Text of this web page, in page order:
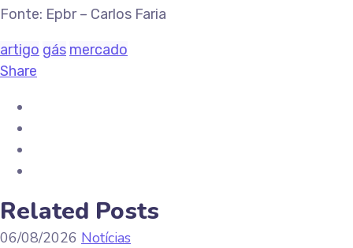
Fonte: Epbr – Carlos Faria
artigo gás mercado
Share
Related Posts
06/08/2026 Notícias